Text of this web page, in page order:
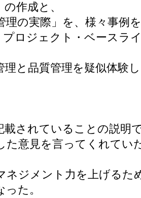
作成と、
理の実際」を、様々事例
プロジェクト・ベースラ
理と品質管理を疑似体験
載されていることの説明
た意見を言ってくれてい
ネジメント力を上げるた
た。